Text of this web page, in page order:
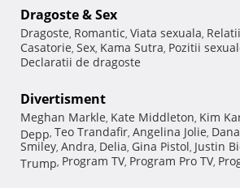
Dragoste & Sex
Dragoste, Romantic, Viata sexuala, Relatii
Casatorie, Sex, Kama Sutra, Pozitii
Declaratii de dragoste
Divertisment
Meghan Markle, Kate Middleton, Kim
Depp, Teo Trandafir, Angelina Jolie,
Smiley, Andra, Delia, Gina Pistol, Justin
Trump, Program TV, Program Pro TV,